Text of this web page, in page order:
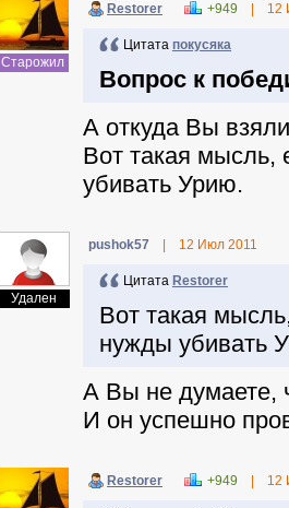
Старожил
Restorer +949 12
Цитата покусяка
Вопрос к
А откуда Вы
Вот такая
убивать Урию.
Удален
pushok57 12 Июл 2011
Цитата Restorer
Вот такая
нужды убивать
А Вы не думаете,
И он успешно
Restorer +949 12